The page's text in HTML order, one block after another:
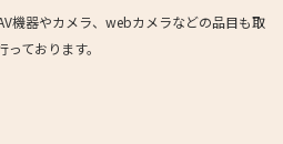
機器やカメラ、webカメラなどの品目も取
ております。